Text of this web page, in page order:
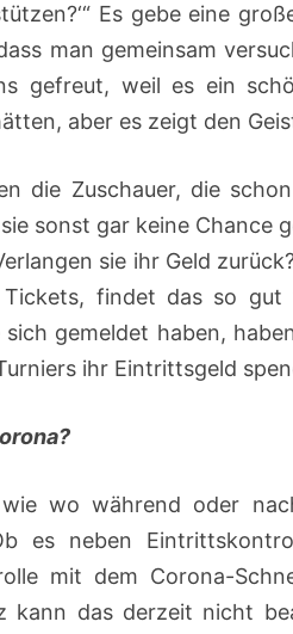
Es gebe eine
man gemeinsam
gefreut, weil es ein
aber es zeigt den
die Zuschauer, die
sonst gar keine Chance
sie ihr Geld
Tickets, findet das so
sich gemeldet haben,
ihr Eintrittsgeld
wo während oder
es neben
mit dem Corona-
kann das derzeit nicht